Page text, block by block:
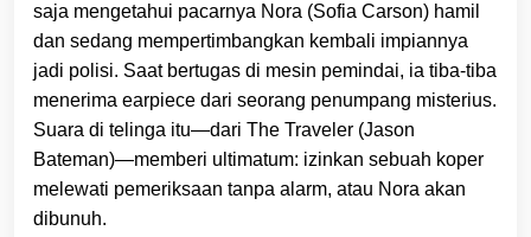
saja mengetahui pacarnya Nora (Sofia Carson) hamil
dan sedang mempertimbangkan kembali impiannya
jadi polisi. Saat bertugas di mesin pemindai, ia tiba-tiba
menerima earpiece dari seorang penumpang misterius.
Suara di telinga itu—dari The Traveler (Jason
Bateman)—memberi ultimatum: izinkan sebuah koper
melewati pemeriksaan tanpa alarm, atau Nora akan
dibunuh.